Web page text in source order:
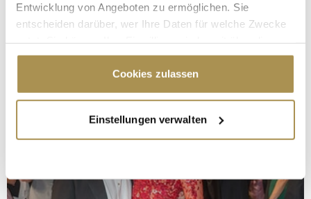
Entwicklung von Angeboten zu ermöglichen. Sie
entscheiden darüber, wer Ihre Daten für welche Zwecke
Cookie-Erklärung oder durch Klicken auf das Privacy
Trigger Symbol ändern oder widerrufen
Informationen über Ihre geografische Lage
erfassen, welche bis auf einige Meter genau sein
bestimmten Merkmalen (Fingerprinting) identifizieren
Cookies zulassen
Einstellungen verwalten